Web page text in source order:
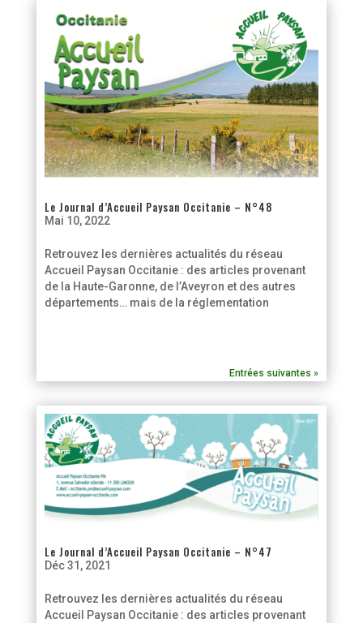
Le Journal d’Accueil Paysan Occitanie – N°48
Mai 10, 2022
Retrouvez les dernières actualités du réseau
Accueil Paysan Occitanie : des articles provenant
de la Haute-Garonne, de l’Aveyron et des autres
départements… mais de la réglementation
Entrées suivantes »
Le Journal d’Accueil Paysan Occitanie – N°47
Déc 31, 2021
Retrouvez les dernières actualités du réseau
Accueil Paysan Occitanie : des articles provenant